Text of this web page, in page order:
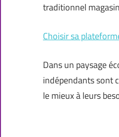
traditionnel
Choisir sa
Dans un paysage
indépendants sont
le mieux à leurs